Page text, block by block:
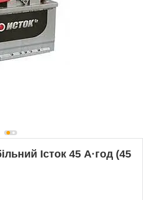
Істок 45 А·год (45